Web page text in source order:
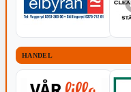
HANDEL